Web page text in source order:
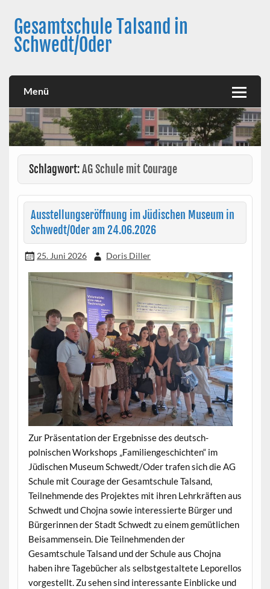
contentGesamtschule Talsand in
Schwedt/Oder
Menü
Schlagwort:AG Schule mit Courage
Ausstellungseröffnung im Jüdischen Museum in
Schwedt/Oder am 24.06.2026
25. Juni 2026 Doris Diller
Zur Präsentation der Ergebnisse des deutsch-
polnischen Workshops „Familiengeschichten“ im
Jüdischen Museum Schwedt/Oder trafen sich die AG
Schule mit Courage der Gesamtschule Talsand,
Teilnehmende des Projektes mit ihren Lehrkräften aus
Schwedt und Chojna sowie interessierte Bürger und
Bürgerinnen der Stadt Schwedt zu einem gemütlichen
Beisammensein. Die Teilnehmenden der
Gesamtschule Talsand und der Schule aus Chojna
haben ihre Tagebücher als selbstgestaltete Leporellos
vorgestellt. Zu sehen sind interessante Einblicke und